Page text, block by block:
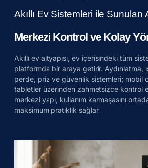
Akıllı Ev Sistemleri ile Sunulan
Merkezi Kontrol ve Kolay
Akıllı ev altyapısı, ev içerisindeki tüm
platformda bir araya getirir. Aydınlatma,
perde, priz ve güvenlik sistemleri; mobil
tabletler üzerinden zahmetsizce kontrol
merkezi yapı, kullanım karmaşasını
maksimum pratiklik sağlar.